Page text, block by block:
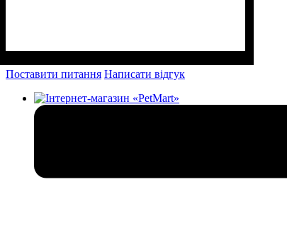
Поставити питання Написати відгук